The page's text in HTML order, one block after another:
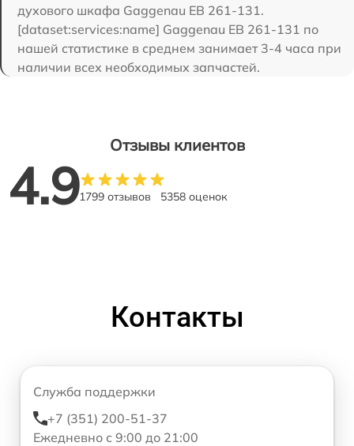
духового шкафа Gaggenau EB 261-131.
[dataset:services:name] Gaggenau EB 261-131 по
нашей статистике в среднем занимает 3-4 часа при
наличии всех необходимых запчастей.
Отзывы клиентов
4.91799 отзывов 5358 оценок
Контакты
Служба поддержки
+7 (351) 200-51-37
Ежедневно с 9:00 до 21:00